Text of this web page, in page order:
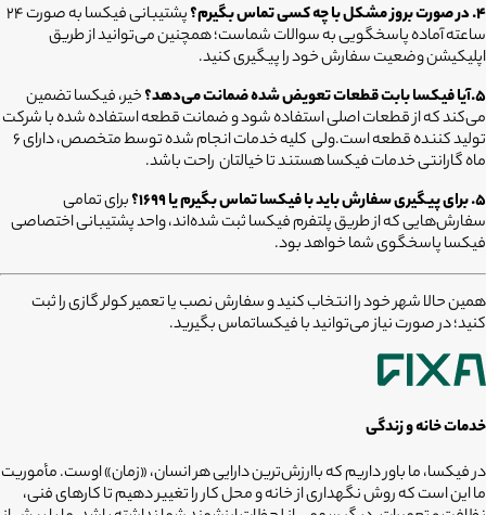
۴. در صورت بروز مشکل با چه کسی تماس بگیرم؟
پشتیبانی فیکسا به صورت ۲۴
ساعته آماده پاسخگویی به سوالات شماست؛ همچنین می‌توانید از طریق
اپلیکیشن وضعیت سفارش خود را پیگیری کنید.
5.آیا فیکسا بابت قطعات تعویض شده ضمانت می‌دهد؟
خیر، فیکسا تضمین
می‌کند که از قطعات اصلی استفاده شود و ضمانت قطعه استفاده شده با شرکت
تولید کننده قطعه است.ولی کلیه خدمات انجام شده توسط متخصص، دارای ۶
ماه گارانتی خدمات فیکسا هستند تا خیالتان راحت باشد.
۵. برای پیگیری سفارش باید با فیکسا تماس بگیرم یا ۱۶۹۹؟
برای تمامی
سفارش‌هایی که از طریق پلتفرم فیکسا ثبت شده‌اند، واحد پشتیبانی اختصاصی
فیکسا پاسخگوی شما خواهد بود.
همین حالا شهر خود را انتخاب کنید و سفارش نصب یا تعمیر کولر گازی را ثبت
کنید؛ در صورت نیاز می‌توانید با فیکساتماس بگیرید.
خدمات خانه و زندگی
در فیکسا، ما باور داریم که باارزش‌ترین دارایی هر انسان، «زمان» اوست. مأموریت
ما این است که روش نگهداری از خانه و محل کار را تغییر دهیم تا کارهای فنی،